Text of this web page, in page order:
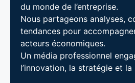
du monde de l’entreprise.
Nous partageons analyses,
tendances pour
acteurs économiques.
Un média professionnel
l’innovation, la stratégie et